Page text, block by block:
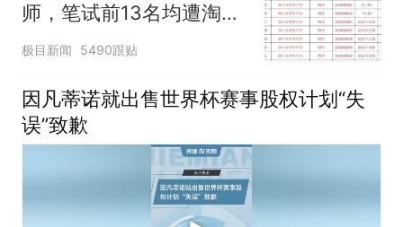
师，笔试前13名均遭淘
汰？教育局：已叫停招
极目新闻 5490跟贴
因凡蒂诺就出售世界杯赛事股权计划“失
误”致歉